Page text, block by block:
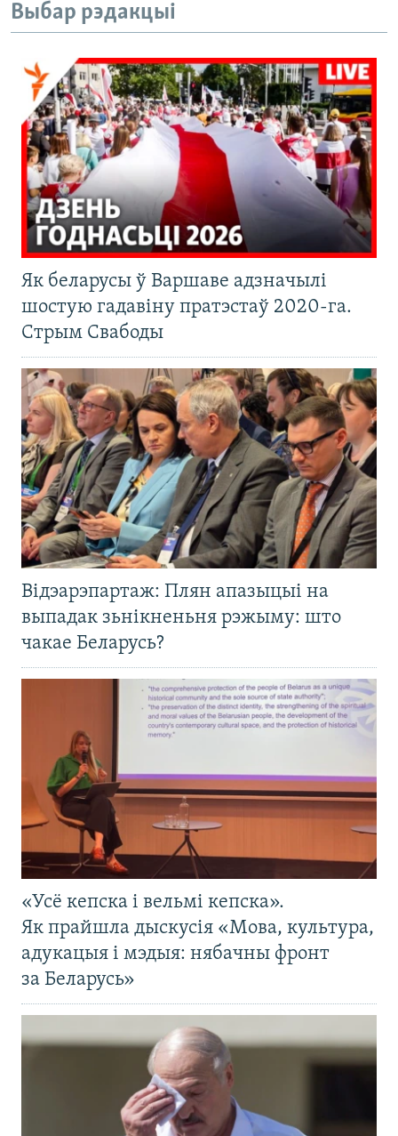
Выбар рэдакцыі
Як беларусы ў Варшаве адзначылі
шостую гадавіну пратэстаў 2020-га.
Стрым Свабоды
Відэарэпартаж: Плян апазыцыі на
выпадак зьнікненьня рэжыму: што
чакае Беларусь?
«Усё кепска і вельмі кепска».
Як прайшла дыскусія «Мова, культура,
адукацыя і мэдыя: нябачны фронт
за Беларусь»